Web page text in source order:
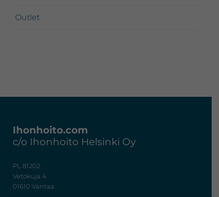
Outlet
Ihonhoito.com
c/o Ihonhoito Helsinki Oy
PL 81202
Vetokuja 4
01610 Vantaa